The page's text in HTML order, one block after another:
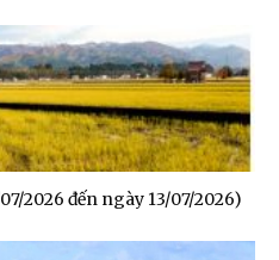
2026 đến ngày 13/07/2026)